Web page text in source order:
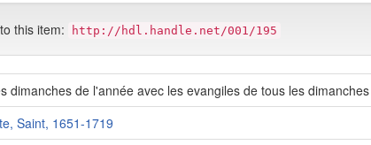
this item: http://hdl.handle.net/001/195
dimanches de l'année avec les evangiles de tous les dimanches
Saint, 1651-1719